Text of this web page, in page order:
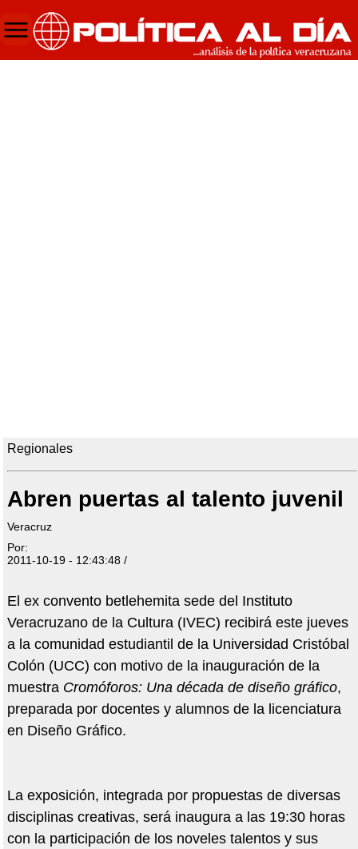
Regionales
Abren puertas al talento juvenil
Veracruz
Por:
2011-10-19 - 12:43:48 /
El ex convento betlehemita sede del Instituto
Veracruzano de la Cultura (IVEC) recibirá este jueves
a la comunidad estudiantil de la Universidad Cristóbal
Colón (UCC) con motivo de la inauguración de la
muestra Cromóforos: Una década de diseño gráfico,
preparada por docentes y alumnos de la licenciatura
en Diseño Gráfico.
La exposición, integrada por propuestas de diversas
disciplinas creativas, será inaugura a las 19:30 horas
con la participación de los noveles talentos y sus